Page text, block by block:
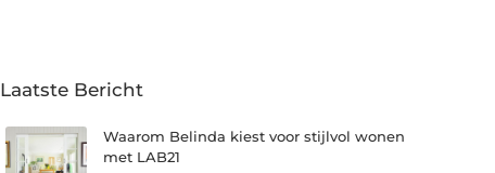
Laatste Bericht
Waarom Belinda kiest voor stijlvol wonen
met LAB21